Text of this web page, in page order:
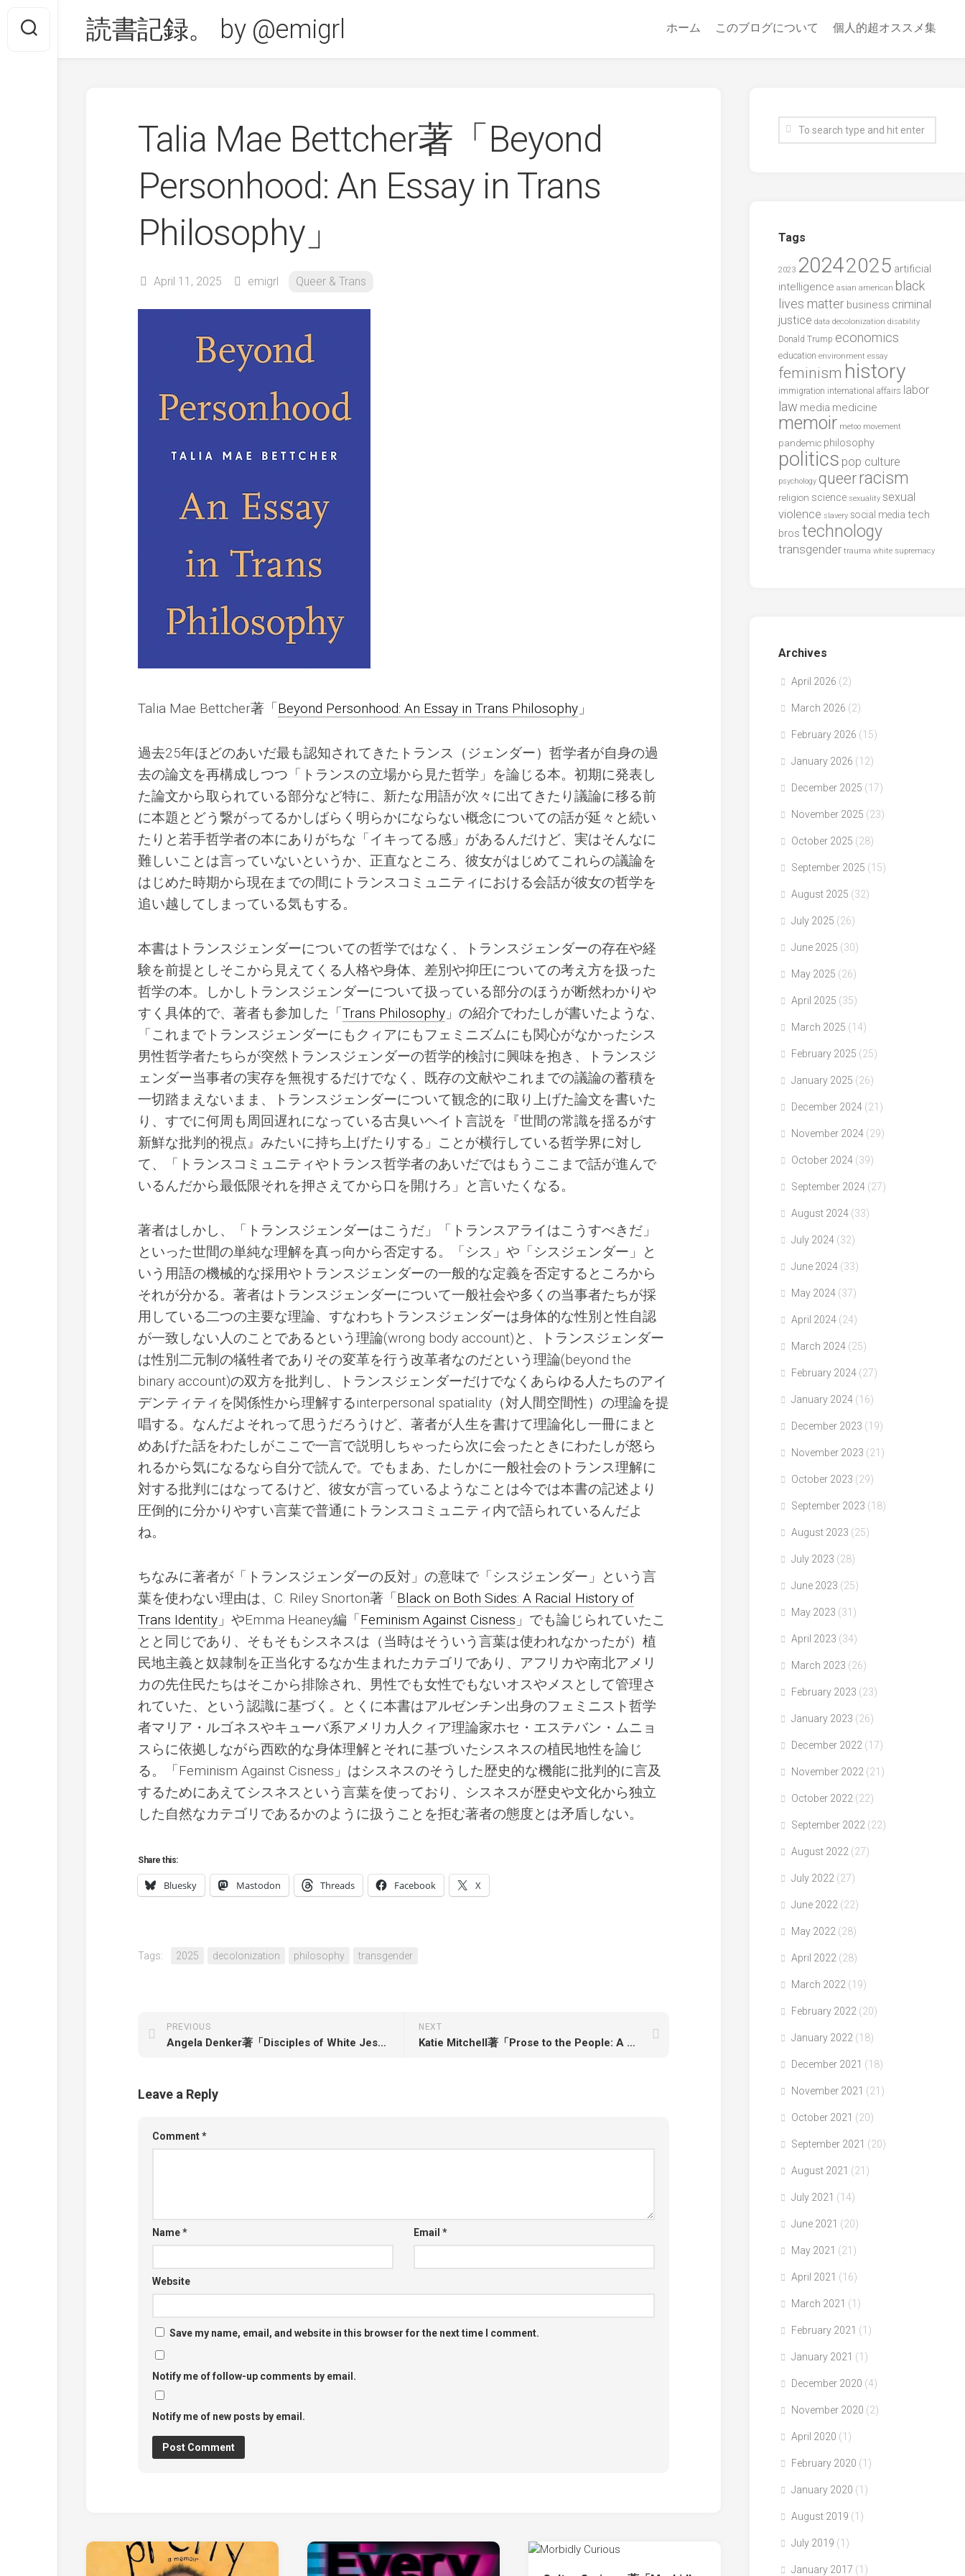
content
読書記録。 by @emigrl ホーム このブログについて 個人的超オススメ集
Talia Mae Bettcher著「Beyond
Personhood: An Essay in Trans
Philosophy」
April 11, 2025 emigrl Queer & Trans
Talia Mae Bettcher著「Beyond Personhood: An Essay in Trans Philosophy 」
過去25年ほどのあいだ最も認知されてきたトランス（ジェンダー）哲学者が自身の過
去の論文を再構成しつつ「トランスの立場から見た哲学」を論じる本。初期に発表し
た論文から取られている部分など特に、新たな用語が次々に出てきたり議論に移る前
に本題とどう繋がってるかしばらく明らかにならない概念についての話が延々と続い
たりと若手哲学者の本にありがちな「イキってる感」があるんだけど、実はそんなに
難しいことは言っていないというか、正直なところ、彼女がはじめてこれらの議論を
はじめた時期から現在までの間にトランスコミュニティにおける会話が彼女の哲学を
追い越してしまっている気もする。
本書はトランスジェンダーについての哲学ではなく、トランスジェンダーの存在や経
験を前提としそこから見えてくる人格や身体、差別や抑圧についての考え方を扱った
哲学の本。しかしトランスジェンダーについて扱っている部分のほうが断然わかりや
すく具体的で、著者も参加した「Trans Philosophy 」の紹介でわたしが書いたような、
「これまでトランスジェンダーにもクィアにもフェミニズムにも関心がなかったシス
男性哲学者たちらが突然トランスジェンダーの哲学的検討に興味を抱き、トランスジ
ェンダー当事者の実存を無視するだけでなく、既存の文献やこれまでの議論の蓄積を
一切踏まえないまま、トランスジェンダーについて観念的に取り上げた論文を書いた
り、すでに何周も周回遅れになっている古臭いヘイト言説を『世間の常識を揺るがす
新鮮な批判的視点』みたいに持ち上げたりする」ことが横行している哲学界に対し
て、「トランスコミュニティやトランス哲学者のあいだではもうここまで話が進んで
いるんだから最低限それを押さえてから口を開けろ」と言いたくなる。
著者はしかし、「トランスジェンダーはこうだ」「トランスアライはこうすべきだ」
といった世間の単純な理解を真っ向から否定する。「シス」や「シスジェンダー」と
いう用語の機械的な採用やトランスジェンダーの一般的な定義を否定するところから
それが分かる。著者はトランスジェンダーについて一般社会や多くの当事者たちが採
用している二つの主要な理論、すなわちトランスジェンダーは身体的な性別と性自認
が一致しない人のことであるという理論(wrong body account)と、トランスジェンダー
は性別二元制の犠牲者でありその変革を行う改革者なのだという理論(beyond the
binary account)の双方を批判し、トランスジェンダーだけでなくあらゆる人たちのアイ
デンティティを関係性から理解するinterpersonal spatiality（対人間空間性）の理論を提
唱する。なんだよそれって思うだろうけど、著者が人生を書けて理論化し一冊にまと
めあげた話をわたしがここで一言で説明しちゃったら次に会ったときにわたしが怒ら
れるから気になるなら自分で読んで。でもまあ、たしかに一般社会のトランス理解に
対する批判にはなってるけど、彼女が言っているようなことは今では本書の記述より
圧倒的に分かりやすい言葉で普通にトランスコミュニティ内で語られているんだよ
ね。
ちなみに著者が「トランスジェンダーの反対」の意味で「シスジェンダー」という言
葉を使わない理由は、C. Riley Snorton著「Black on Both Sides: A Racial History of
Trans Identity 」やEmma Heaney編「Feminism Against Cisness 」でも論じられていたこ
とと同じであり、そもそもシスネスは（当時はそういう言葉は使われなかったが）植
民地主義と奴隷制を正当化するなか生まれたカテゴリであり、アフリカや南北アメリ
カの先住民たちはそこから排除され、男性でも女性でもないオスやメスとして管理さ
れていた、という認識に基づく。とくに本書はアルゼンチン出身のフェミニスト哲学
者マリア・ルゴネスやキューバ系アメリカ人クィア理論家ホセ・エステバン・ムニョ
スらに依拠しながら西欧的な身体理解とそれに基づいたシスネスの植民地性を論じ
る。「Feminism Against Cisness」はシスネスのそうした歴史的な機能に批判的に言及
するためにあえてシスネスという言葉を使っており、シスネスが歴史や文化から独立
した自然なカテゴリであるかのように扱うことを拒む著者の態度とは矛盾しない。
Share this:
Bluesky Mastodon Threads Facebook X
Tags: 2025 decolonization philosophy transgender
NEXT
Katie Mitchell著「Prose to the People: A Celebration of Black Bookstores」
PREVIOUS
Angela Denker著「Disciples of White Jesus: The Radicalization of American Boyhood」
Leave a Reply
Comment*
Name* Email *
Website
Save my name, email, and website in this browser for the next time I comment.
Notify me of follow-up comments by email.
Notify me of new posts by email.
Tags
2023 20242025 artificial
intelligence asian american black
lives matter business criminal
justice data decolonization disability
Donald Trump economics
education environment essay
feminism history
immigration international affairs labor
law media medicine
memoir metoo movement
pandemic philosophy
politics pop culture
psychology queerracism
religion science sexuality sexual
violence slavery social media tech
bros technology
transgender trauma white supremacy
Archives
April 2026 (2)
March 2026 (2)
February 2026 (15)
January 2026 (12)
December 2025 (17)
November 2025 (23)
October 2025 (28)
September 2025 (15)
August 2025 (32)
July 2025 (26)
June 2025 (30)
May 2025 (26)
April 2025 (35)
March 2025 (14)
February 2025 (25)
January 2025 (26)
December 2024 (21)
November 2024 (29)
October 2024 (39)
September 2024 (27)
August 2024 (33)
July 2024 (32)
June 2024 (33)
May 2024 (37)
April 2024 (24)
March 2024 (25)
February 2024 (27)
January 2024 (16)
December 2023 (19)
November 2023 (21)
October 2023 (29)
September 2023 (18)
August 2023 (25)
July 2023 (28)
June 2023 (25)
May 2023 (31)
April 2023 (34)
March 2023 (26)
February 2023 (23)
January 2023 (26)
December 2022 (17)
November 2022 (21)
October 2022 (22)
September 2022 (22)
August 2022 (27)
July 2022 (27)
June 2022 (22)
May 2022 (28)
April 2022 (28)
March 2022 (19)
February 2022 (20)
January 2022 (18)
December 2021 (18)
November 2021 (21)
October 2021 (20)
September 2021 (20)
August 2021 (21)
July 2021 (14)
June 2021 (20)
May 2021 (21)
April 2021 (16)
March 2021 (1)
February 2021 (1)
January 2021 (1)
December 2020 (4)
November 2020 (2)
April 2020 (1)
February 2020 (1)
January 2020 (1)
August 2019 (1)
July 2019 (1)
January 2017 (1)